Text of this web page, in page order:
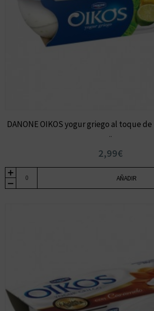
DANONE OIKOS yogur griego al toque
..
2,99€
AÑADIR